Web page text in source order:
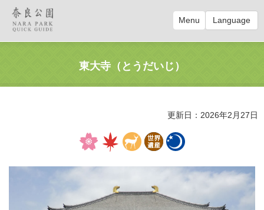
Menu Language
東大寺（とうだいじ）
更新日：2026年2月27日